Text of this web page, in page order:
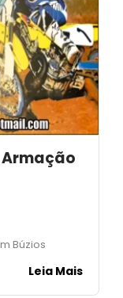
Búzios
Leia Mais